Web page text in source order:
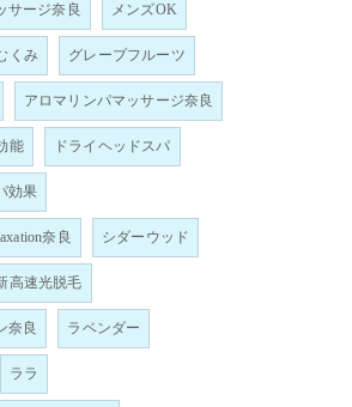
サージ奈良 メンズOK
くみ グレープフルーツ
アロマリンパマッサージ奈良
能 ドライヘッドスパ
効果
奈良 シダーウッド
高速光脱毛
奈良 ラベンダー
ララ